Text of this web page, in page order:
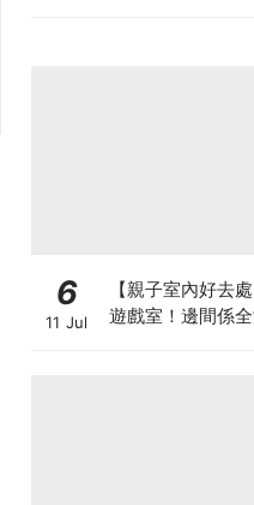
6
11 Jul
【親子室內好去
遊戲室！邊間係